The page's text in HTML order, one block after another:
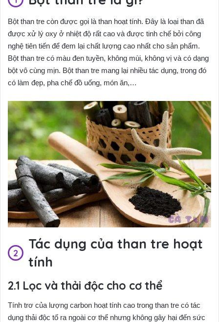
Bột than tre còn được gọi là than hoạt tính. Đây là loại than đã
được xử lý oxy ở nhiệt độ rất cao và được tinh chế bởi công
nghệ tiên tiến để đem lại chất lượng cao nhất cho sản phẩm.
Bột than tre có màu đen tuyền, không mùi, không vị và có dạng
bột vô cùng mịn. Bột than tre mang lại nhiều tác dụng, trong đó
có làm đẹp, pha chế đồ uống, món ăn,…
Tác dụng của than tre hoạt
tính
Lọc và thải độc cho cơ thể
Tính trơ của lượng carbon hoạt tính cao trong than tre có tác
dụng thải độc tố ra ngoài cơ thể nhưng không gây hại đến sức